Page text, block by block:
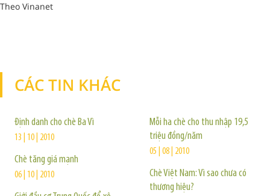
Theo Vinanet
CÁC TIN KHÁC
Định danh cho chè Ba Vì
13 | 10 | 2010
Chè tăng giá mạnh
06 | 10 | 2010
Mỗi ha chè cho thu nhập 19,5
triệu đồng/năm
05 | 08 | 2010
Chè Việt Nam: Vì sao chưa có
thương hiệu?